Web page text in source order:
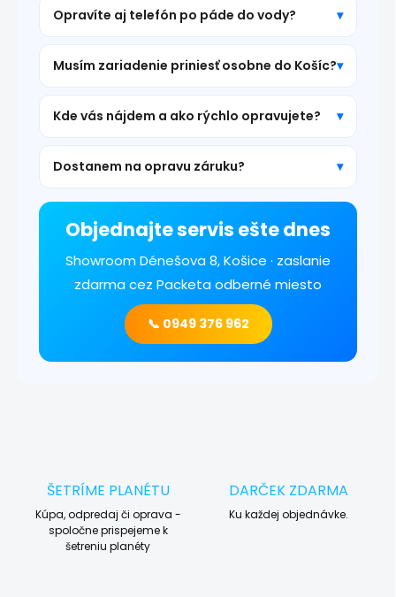
Opravíte aj telefón po páde do vody?
Musím zariadenie priniesť osobne do Košíc?
Kde vás nájdem a ako rýchlo opravujete?
Dostanem na opravu záruku?
Objednajte servis ešte dnes
Showroom Dénešova 8, Košice · zaslanie
zdarma cez Packeta odberné miesto
📞 0949 376 962
ŠETRÍME PLANÉTU
Kúpa, odpredaj či oprava -
spoločne prispejeme k
šetreniu planéty
DARČEK ZDARMA
Ku každej objednávke.